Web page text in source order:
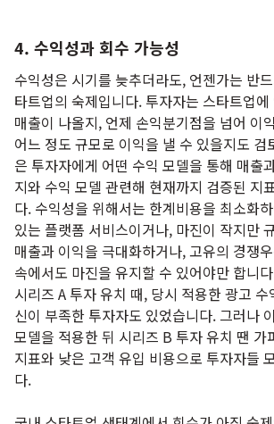
4. 수익성과 회수 가능성
수익성은 시기를 늦추더라도, 언젠가는 반
타트업의 숙제입니다. 투자자는 스타트업
매출이 나올지, 언제 손익분기점을 넘어 이
어느 정도 규모로 이익을 낼 수 있을지도 검
은 투자자에게 어떤 수익 모델을 통해 매출
지와 수익 모델 관련해 현재까지 검증된 지
다. 수익성을 위해서는 한계비용을 최소화
있는 플랫폼 서비스이거나, 마진이 작지만
매출과 이익을 극대화하거나, 고유의 경쟁
속에서도 마진을 유지할 수 있어야만 합니다
시리즈 A 투자 유치 때, 당시 적용한 광고
신이 부족한 투자자도 있었습니다. 그러나
모델을 적용한 뒤 시리즈 B 투자 유치 땐 가
지표와 낮은 고객 유입 비용으로 투자자들
다.